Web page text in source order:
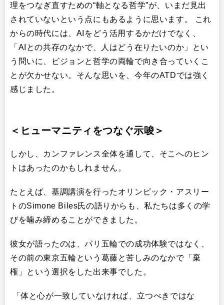
理をつなぎ直すための“軸となる哲学”が、いまだ見出
されていないという点にもあるように思います。 これ
からの時代には、AIをどう活用するかだけでなく、
「AIとの共存のなかで、人はどう在りたいのか」とい
う問いに、ビジョンと哲学の両輪で向き合っていくこ
とが欠かせない。そんな思いを、今年のATDでは強く
感じました。
＜ヒューマニティをつなぐ示唆＞
しかし、カンファレンス全体を通して、そこへのヒン
トはあったのかもしれません。
たとえば、基調講演を行ったオリンピック・アスリー
トのSimone Biles氏の語りからも、私たちは多くの学
びを噛み締めることができました。
彼女が語ったのは、パリ五輪での成功体験ではなく、
その前の東京五輪という葛藤と苦しみのなかで「棄
権」という選択をした出来事でした。
「体と心が一致していなければ、立つべきではな